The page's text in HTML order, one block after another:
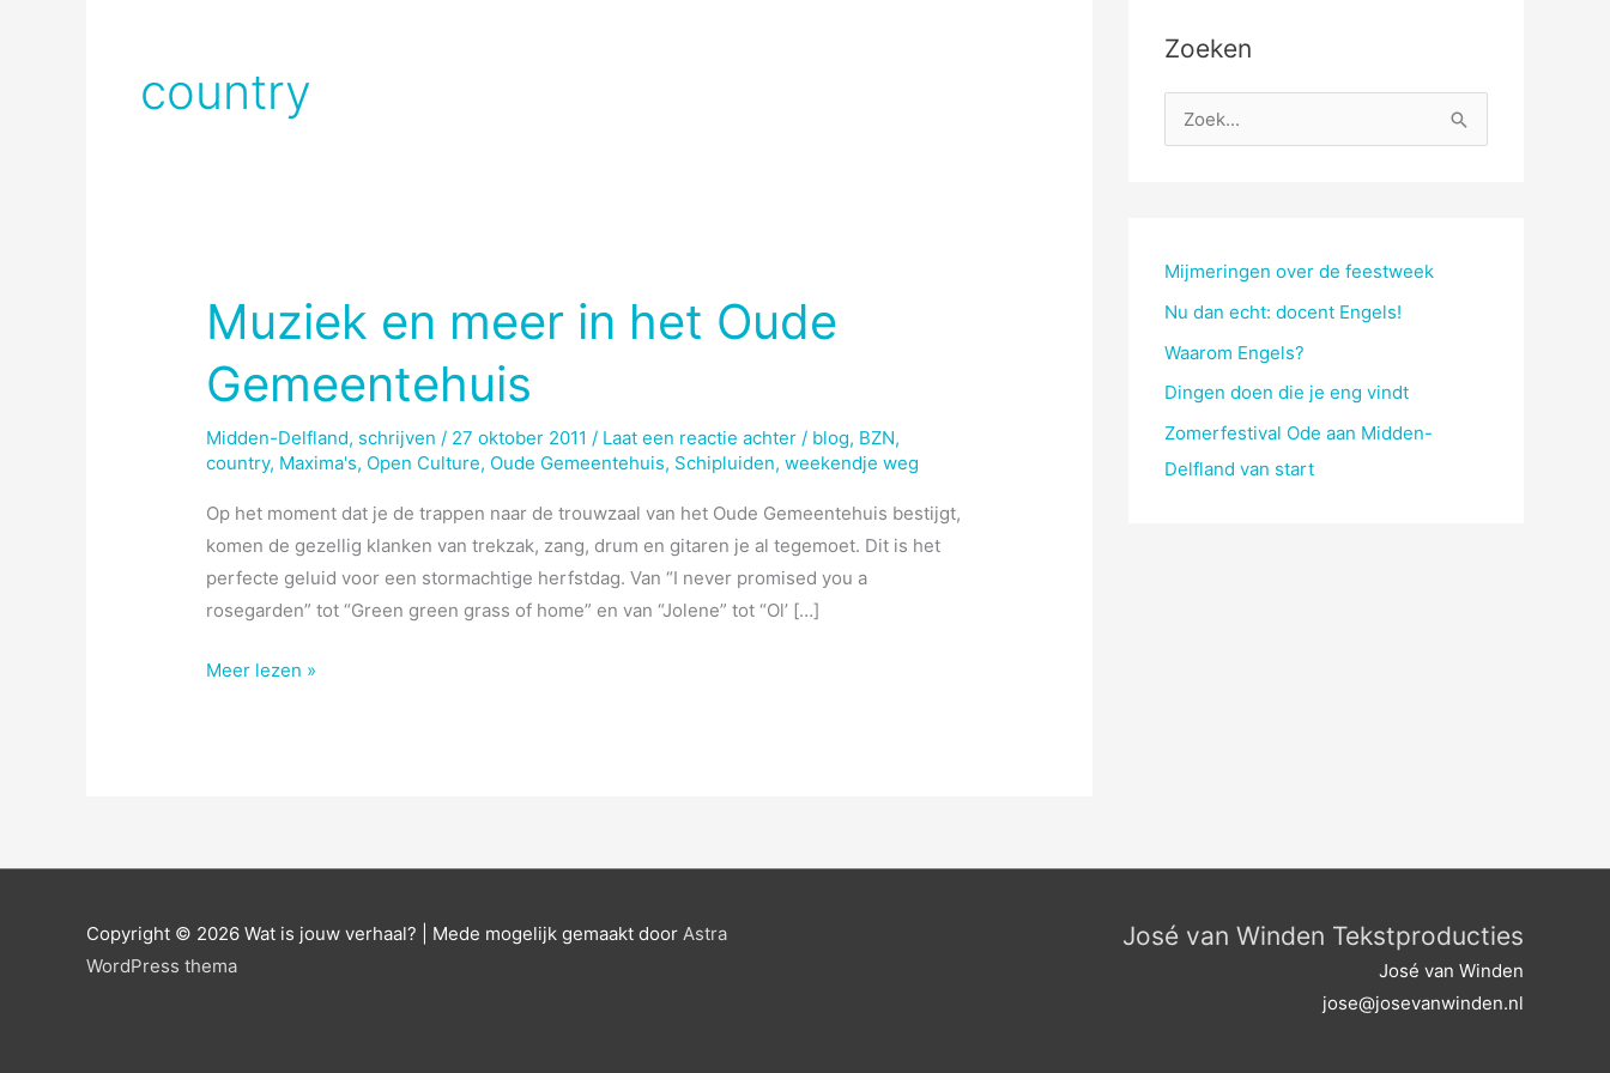
country
Muziek en meer in het Oude
Gemeentehuis
Midden-Delfland, schrijven / 27 oktober 2011/ Laat een reactie achter / blog, BZN,
country, Maxima's, Open Culture, Oude Gemeentehuis, Schipluiden,weekendje weg
Op het moment dat je de trappen naar de trouwzaal van het Oude Gemeentehuis bestijgt,
komen de gezellig klanken van trekzak, zang, drum en gitaren je al tegemoet. Dit is het
perfecte geluid voor een stormachtige herfstdag. Van “I never promised you a
rosegarden” tot “Green green grass of home” en van “Jolene” tot “Ol’ […]
Muziek
Meer lezen »
Zoeken
o
a
r
:
Mijmeringen over de feestweek
Nu dan echt: docent Engels!
Waarom Engels?
Dingen doen die je eng vindt
Zomerfestival Ode aan Midden-
Delfland van start
Copyright © 2026 Wat is jouw verhaal? | Mede mogelijk gemaakt door Astra
WordPress thema
José van Winden Tekstproducties
José van Winden
jose@josevanwinden.nl